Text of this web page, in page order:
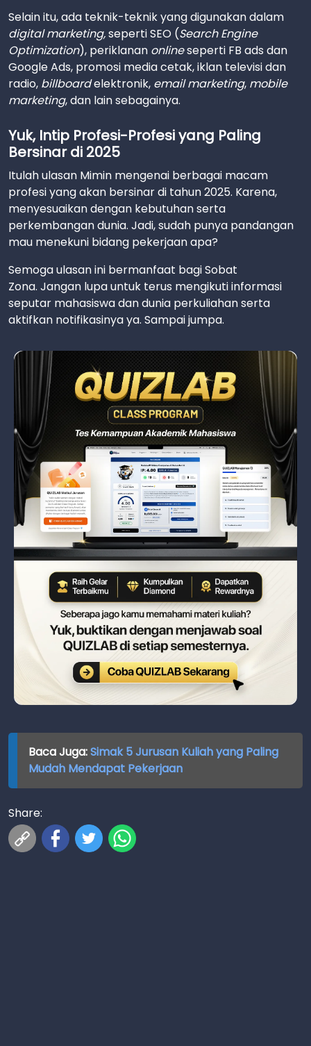
Selain itu, ada teknik-teknik yang digunakan dalam
digital marketing,seperti SEO (Search Engine
Optimization), periklanan onlineseperti FB ads dan
Google Ads, promosi media cetak, iklan televisi dan
radio, billboardelektronik, email marketing, mobile
marketing, dan lain sebagainya.
Yuk, Intip Profesi-Profesi yang Paling
Bersinar di 2025
Itulah ulasan Mimin mengenai berbagai macam
profesi yang akan bersinar di tahun 2025. Karena,
menyesuaikan dengan kebutuhan serta
perkembangan dunia. Jadi, sudah punya pandangan
mau menekuni bidang pekerjaan apa?
Semoga ulasan ini bermanfaat bagi Sobat
Zona. Jangan lupa untuk terus mengikuti informasi
seputar mahasiswa dan dunia perkuliahan serta
aktifkan notifikasinya ya. Sampai jumpa.
Baca Juga:Simak 5 Jurusan Kuliah yang Paling
Mudah Mendapat Pekerjaan
Share: